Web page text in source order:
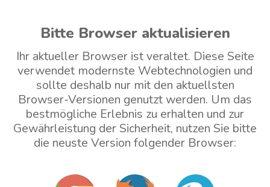
Bitte Browser aktualisieren
Ihr aktueller Browser ist veraltet. Diese Seite
verwendet modernste Webtechnologien und
sollte deshalb nur mit den aktuellsten
Browser-Versionen genutzt werden. Um das
bestmögliche Erlebnis zu erhalten und zur
Gewährleistung der Sicherheit, nutzen Sie bitte
die neuste Version folgender Browser: